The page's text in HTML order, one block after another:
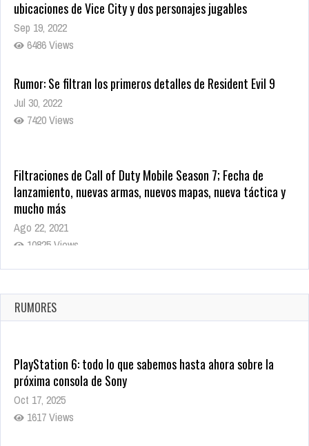
ubicaciones de Vice City y dos personajes jugables
Sep 19, 2022
6486 Views
Rumor: Se filtran los primeros detalles de Resident Evil 9
Jul 30, 2022
7420 Views
Filtraciones de Call of Duty Mobile Season 7; Fecha de
lanzamiento, nuevas armas, nuevos mapas, nueva táctica y
mucho más
Ago 22, 2021
10825 Views
La configuración de Call of Duty 2021 aparentemente ya fue
Ago 8, 2021
10008 Views
RUMORES
PlayStation 6: todo lo que sabemos hasta ahora sobre la
próxima consola de Sony
Oct 17, 2025
1617 Views